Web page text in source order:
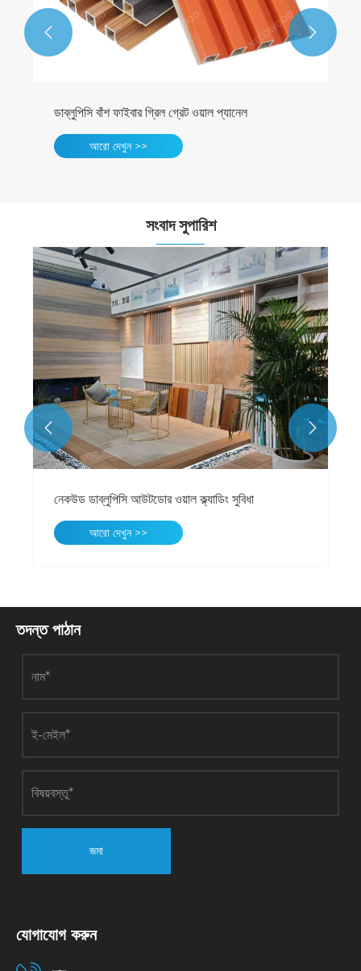
ডাব্লুপিসি বাঁশ ফাইবার গ্রিল গ্রেট ওয়াল প্যানেল
আরো দেখুন >>
 
সংবাদ সুপারিশ
নেকউড ডাব্লুপিসি আউটডোর ওয়াল ক্ল্যাডিং সুবিধা
আরো দেখুন >>
 
তদন্ত পাঠান
জমা
যোগাযোগ করুন